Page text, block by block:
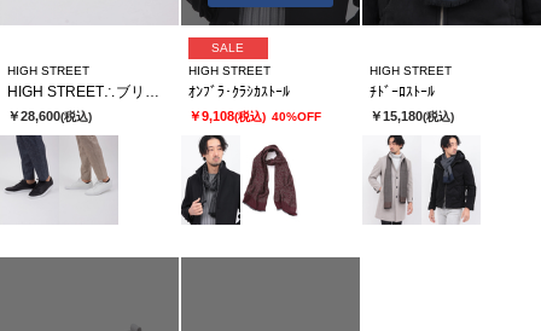
HIGH STREET
HIGH STREET∴ブリック･ウイーブカタオシドレススニーカー
￥28,600(税込)
SALE
HIGH STREET
ｵﾝﾌﾞﾗ･ｸﾗｼｶｽﾄｰﾙ
￥9,108(税込) 40%OFF
HIGH STREET
ﾁﾄﾞｰﾛｽﾄｰﾙ
￥15,180(税込)